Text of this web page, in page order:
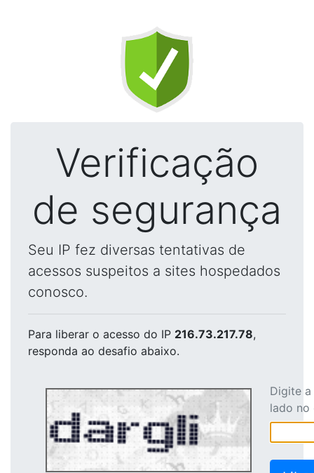
Verificação
de segurança
Seu IP fez diversas tentativas de
acessos suspeitos a sites hospedados
conosco.
Para liberar o acesso do IP 216.73.217.78,
responda ao desafio abaixo.
Digite
lado no